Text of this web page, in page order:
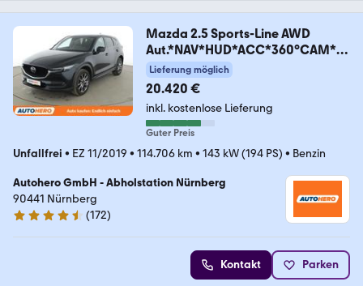
Mazda 2.5 Sports-Line AWD
Aut.*NAV*HUD*ACC*360°CAM*S
HZ
Lieferung möglich
20.420 €
inkl. kostenlose Lieferung
Guter Preis
Unfallfrei • EZ 11/2019 • 114.706 km • 143 kW (194 PS) • Benzin
Autohero GmbH - Abholstation Nürnberg
90441 Nürnberg
4.5 Sterne
(172)
Kontakt Parken